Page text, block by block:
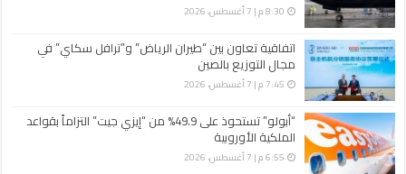
8:30 م | 7 أغسطس، 2026
اتفاقية تعاون بين “طيران الرياض” و”ترافل سكاي” في
مجال التوزيع بالصين
7:45 م | 7 أغسطس، 2026
“أبولو” تستحوذ على 49.9% من “إيزي جيت” التزاماً بقواعد
الملكية الأوروبية
6:55 م | 7 أغسطس، 2026